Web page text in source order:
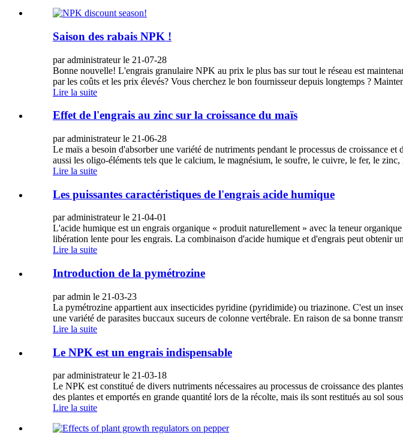
Saison des rabais NPK !
par administrateur le 21-07-28
Bonne nouvelle! L'engrais granulaire NPK au prix le plus bas sur tout le réseau est
par les coûts et les prix élevés? Vous cherchez le bon fournisseur depuis longtemps ?
Lire la suite
Effet de l'engrais au zinc sur la croissance du maïs
par administrateur le 21-06-28
Le maïs a besoin d'absorber une variété de nutriments pendant le processus de croissance
aussi les oligo-éléments tels que le calcium, le magnésium, le soufre, le cuivre, le fer, le
Lire la suite
Les puissantes caractéristiques de l'engrais acide humique
par administrateur le 21-04-01
L'acide humique est un engrais organique « produit naturellement » avec la teneur
libération lente pour les engrais. La combinaison d'acide humique et d'engrais peut obtenir
Lire la suite
Introduction de la pymétrozine
par admin le 21-03-23
La pymétrozine appartient aux insecticides pyridine (pyridimide) ou triazinone. C'est un
une variété de parasites buccaux suceurs de colonne vertébrale. En raison de sa bonne
Lire la suite
Le NPK est un engrais indispensable
par administrateur le 21-03-18
Le NPK est constitué de divers nutriments nécessaires au processus de croissance des
des plantes et emportés en grande quantité lors de la récolte, mais ils sont restitués au sol
Lire la suite